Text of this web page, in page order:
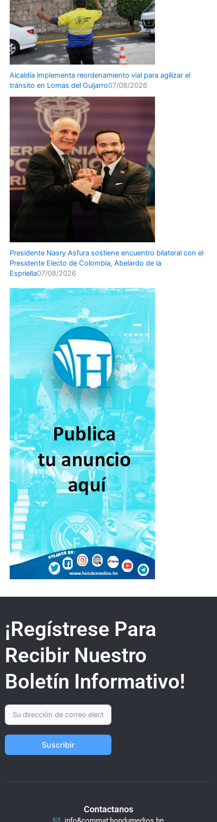
Alcaldía implementa reordenamiento vial para agilizar el
tránsito en Lomas del Guijarro07/08/2026
Presidente Nasry Asfura sostiene encuentro bilateral con el
Presidente Electo de Colombia, Abelardo de la
Espriella07/08/2026
¡Regístrese Para
Recibir Nuestro
Boletín Informativo!
Suscribir
Contactanos